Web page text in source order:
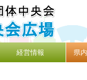
経営情報 県